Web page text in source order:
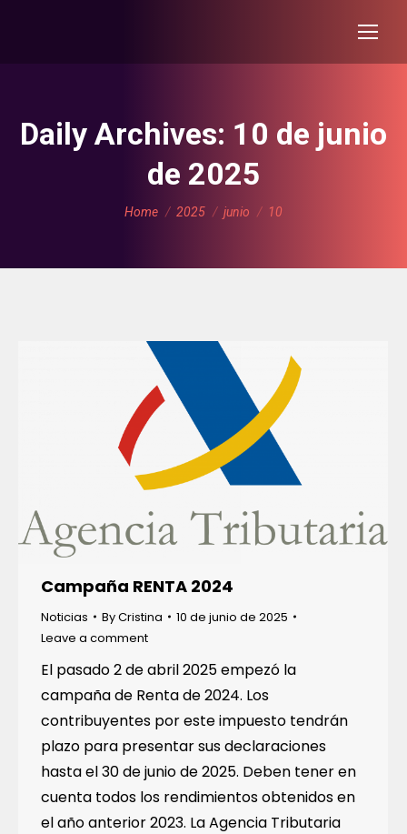
Daily Archives: 10 de junio
de 2025
You are here:
Home 2025 junio 10
Campaña RENTA 2024
Noticias ByCristina
10 de junio de 2025
Leave a comment
El pasado 2 de abril 2025 empezó la
campaña de Renta de 2024. Los
contribuyentes por este impuesto tendrán
plazo para presentar sus declaraciones
hasta el 30 de junio de 2025. Deben tener en
cuenta todos los rendimientos obtenidos en
el año anterior 2023. La Agencia Tributaria